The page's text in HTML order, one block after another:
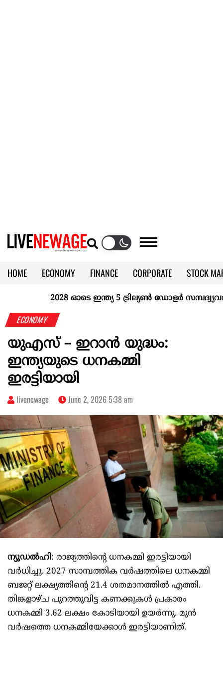
HOME ECONOMY FINANCE CORPORATE
STOCK
KERALA @70
2028 ഓടെ ഇന്ത്യ 5 ട്രില്യണ്‍ ഡോളര്‍
ECONOMY
യുഎസ് – ഇറാൻ യുദ്ധം:
ഇന്ത്യയുടെ ധനകമ്മി
ഇരട്ടിയായി
livenewage June 2, 2026 5:38 am
ന്യൂഡല്‍ഹി: രാജ്യത്തിന്റെ ധനകമ്മി ഇരട്ടിയായി
വര്‍ധിച്ചു. 2027 സാമ്പത്തിക വര്‍ഷത്തിലെ ധനകമ്മി
ബജറ്റ് ലക്ഷ്യത്തിന്റെ 21.4 ശതമാനത്തില്‍ എത്തി.
തിങ്കളാഴ്ച പുറത്തുവിട്ട കണക്കുകള്‍ പ്രകാരം
ധനകമ്മി 3.62 ലക്ഷം കോടിയായി ഉയര്‍ന്നു. മുന്‍
വര്‍ഷത്തെ ധനകമ്മിയേക്കാള്‍ ഇരട്ടിയാണിത്.